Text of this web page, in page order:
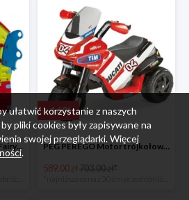
PalPlay Domek ogrodowy Fairy House -28%
-16%
PEG PEREGO Motor trójkołowy Ducati Desmosedici -16%
589.00 zł703.00 zł*
ułatwić korzystanie z naszych
pliki cookies były zapisywane na
swojej przeglądarki. Więcej
.